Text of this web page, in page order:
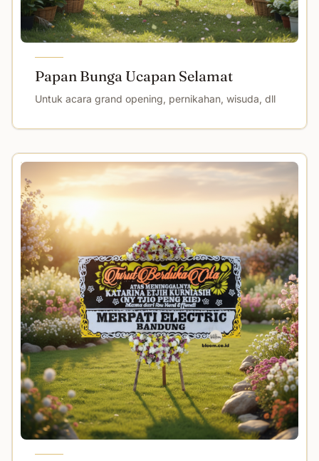
Papan Bunga Ucapan Selamat
Untuk acara grand opening, pernikahan, wisuda, dll